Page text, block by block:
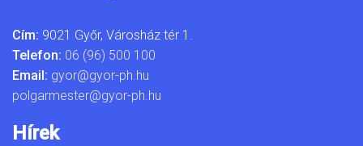
Cím: 9021 Győr, Városház tér 1.
Telefon: 06 (96) 500 100
Email: gyor@gyor-ph.hu
polgarmester@gyor-ph.hu
Hírek